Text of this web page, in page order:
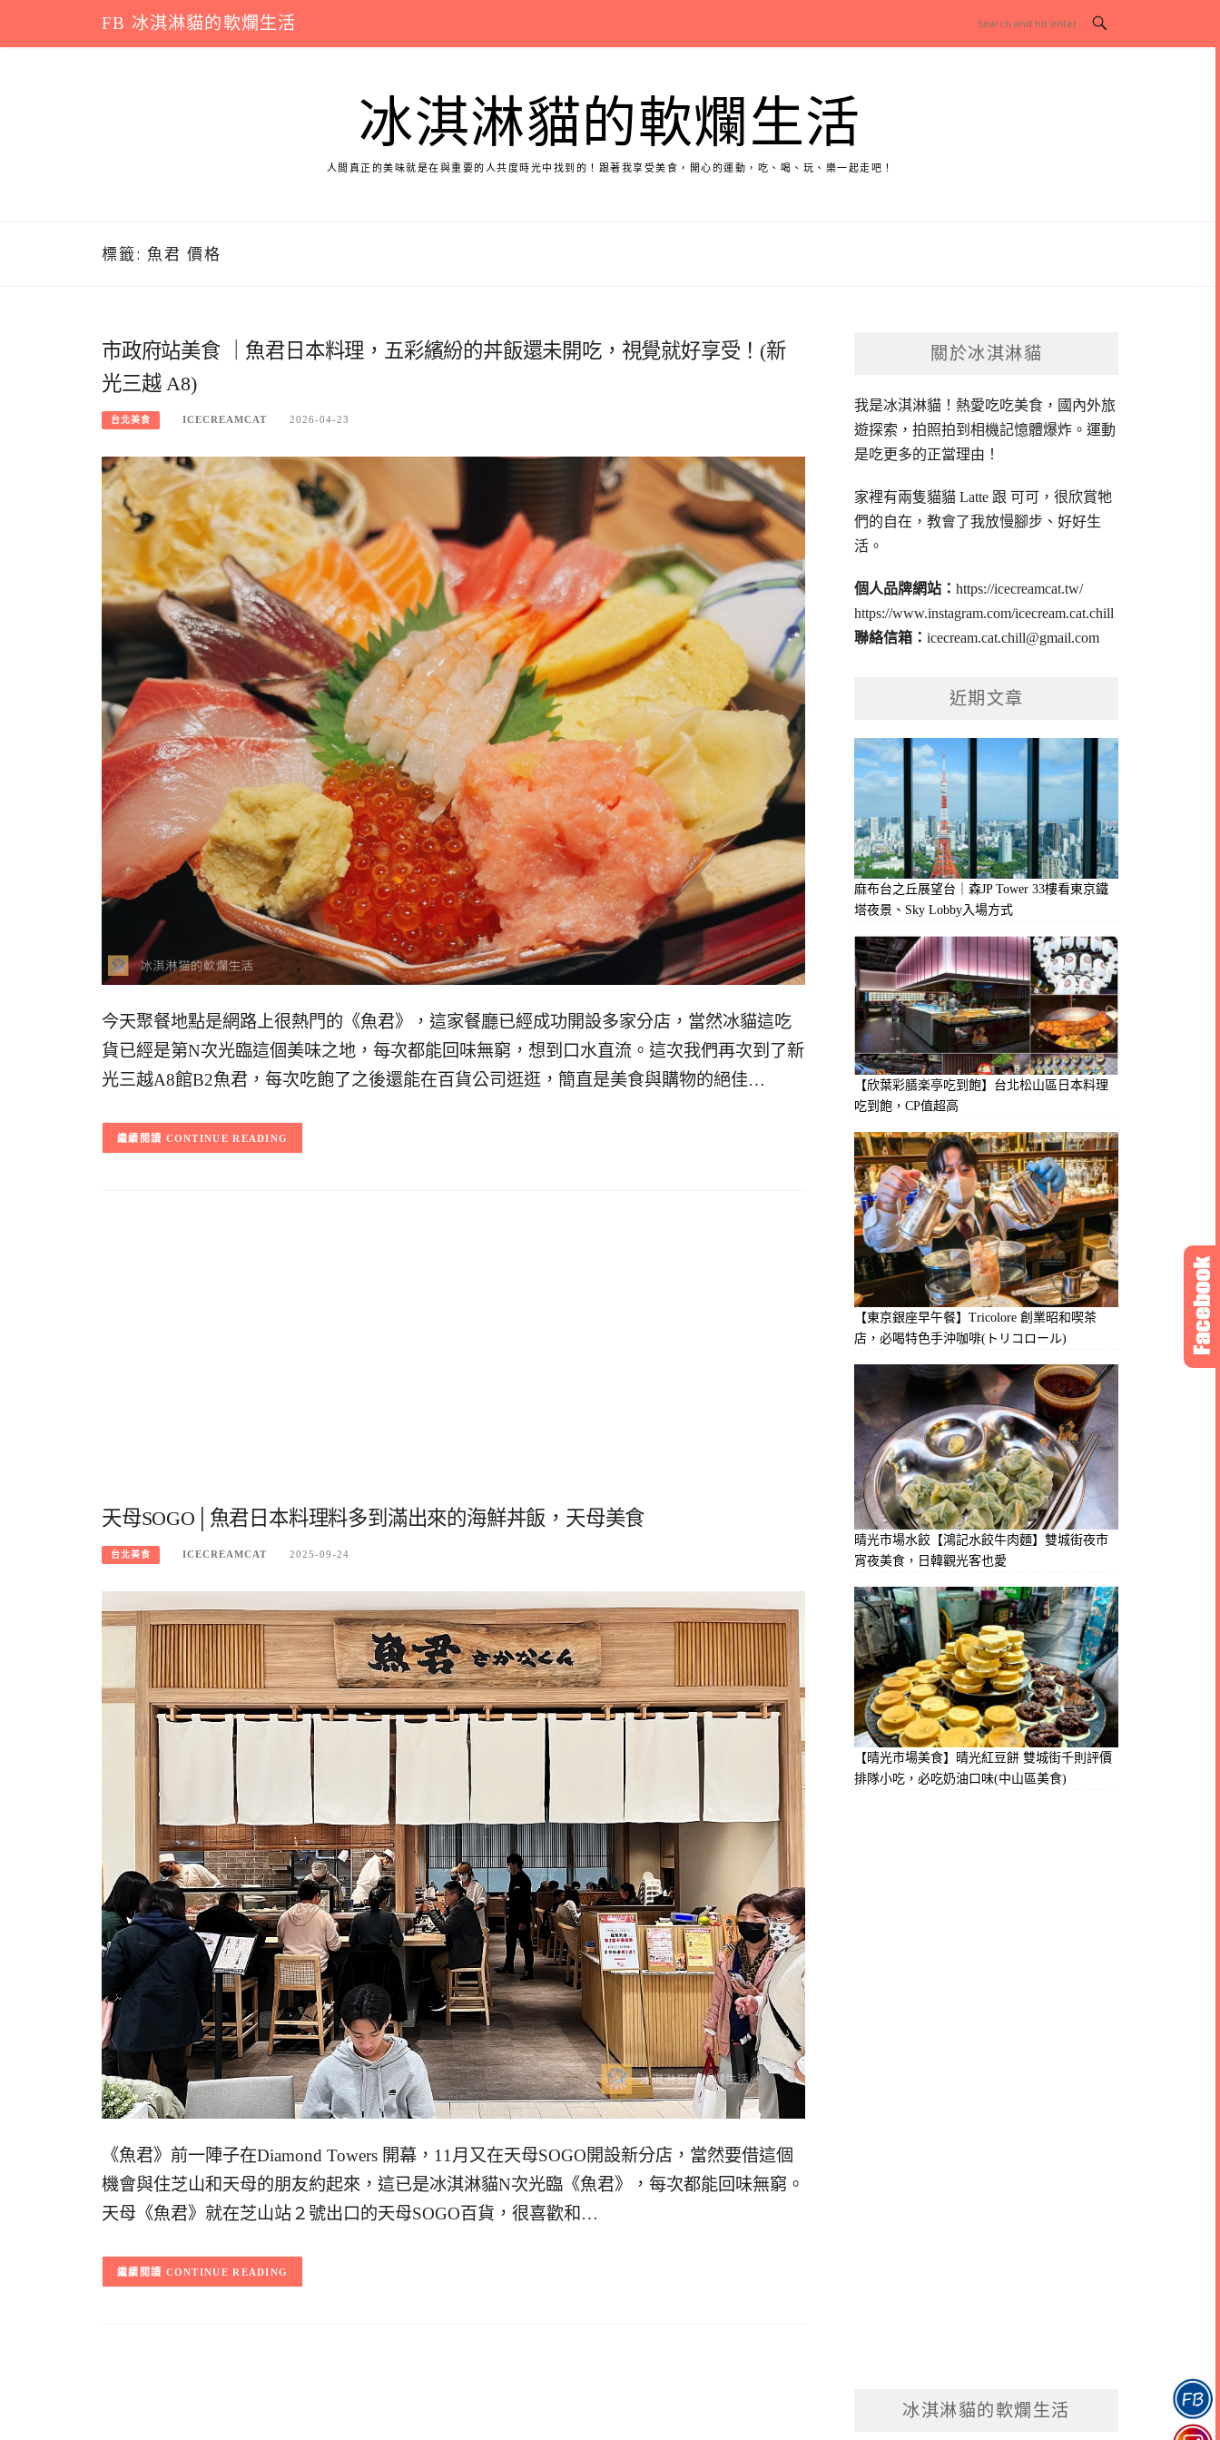
content
FB 冰淇淋貓的軟爛生活
冰淇淋貓的軟爛生活
人間真正的美味就是在與重要的人共度時光中找到的！跟著我享受美食，開心的運動，吃、喝、玩、樂一起走吧！
標籤: 魚君 價格
市政府站美食 ｜魚君日本料理，五彩繽紛的丼飯還未開吃，視覺就好享受！(新
光三越 A8)
台北美食 ICECREAMCAT 2026-04-23
今天聚餐地點是網路上很熱門的《魚君》，這家餐廳已經成功開設多家分店，當然冰貓這吃
貨已經是第N次光臨這個美味之地，每次都能回味無窮，想到口水直流。這次我們再次到了新
光三越A8館B2魚君，每次吃飽了之後還能在百貨公司逛逛，簡直是美食與購物的絕佳…
CONTINUE READING
天母SOGO│魚君日本料理料多到滿出來的海鮮丼飯，天母美食
台北美食 ICECREAMCAT 2025-09-24
《魚君》前一陣子在Diamond Towers 開幕，11月又在天母SOGO開設新分店，當然要借這個
機會與住芝山和天母的朋友約起來，這已是冰淇淋貓N次光臨《魚君》，每次都能回味無窮。
天母《魚君》就在芝山站２號出口的天母SOGO百貨，很喜歡和…
CONTINUE READING
關於冰淇淋貓
我是冰淇淋貓！ 熱愛吃吃美食，國內外旅
遊探索，拍照拍到相機記憶體爆炸。運動
是吃更多的正當理由！
家裡有兩隻貓貓 Latte 跟 可可，很欣賞牠
們的自在，教會了我放慢腳步、好好生
活。
個人品牌網站：https://icecreamcat.tw/
https://www.instagram.com/icecream.cat.chill
聯絡信箱：icecream.cat.chill@gmail.com
近期文章
麻布台之丘展望台｜森JP Tower 33樓看東京鐵
塔夜景、Sky Lobby入場方式
【欣葉彩膳楽亭吃到飽】台北松山區日本料理
吃到飽，CP值超高
【東京銀座早午餐】Tricolore 創業昭和喫茶
店，必喝特色手沖咖啡(トリコロール)
晴光市場水餃【鴻記水餃牛肉麵】雙城街夜市
宵夜美食，日韓觀光客也愛
【晴光市場美食】晴光紅豆餅 雙城街千則評價
排隊小吃，必吃奶油口味(中山區美食)
冰淇淋貓的軟爛生活